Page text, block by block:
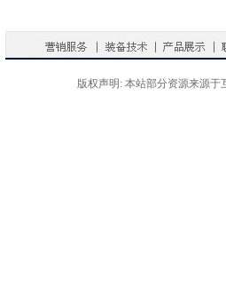
版权声明: 本站部分资源来源